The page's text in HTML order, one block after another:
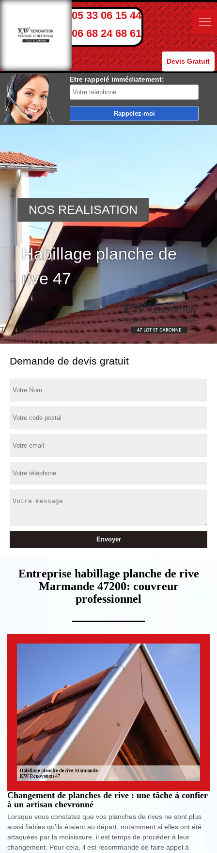
05 33 06 15 44
06 68 24 68 61
Devis Gratuit
Etre rappelé immédiatement:
Habillage planche de
rive 47
NOS REALISATION
Demande de devis gratuit
Entreprise habillage planche de rive
Marmande 47200: couvreur
professionnel
Changement de planches de rive : une tâche à confier
à un artisan chevronné
Lorsque vous constatez que vos planches de rives ne sont plus
aussi fiables qu’ils étaient au départ, notamment si elles ont été
attaquées par la moisissure, il est temps de procéder à leur
changement. Pour cela, il est recommandé de faire appel à